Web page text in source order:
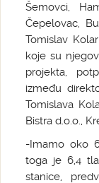
Šemovci,
Čepelovac,
Tomislav
koje su
projekta,
između
Tomislava
Bistra d.o.o.,
-Imamo oko
toga je 6,4
stanice,